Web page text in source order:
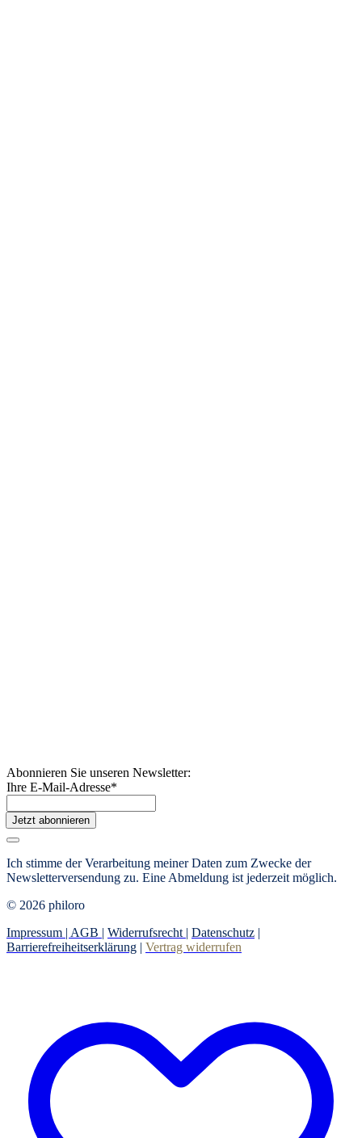
Abonnieren Sie unseren Newsletter:
Ihre E-Mail-Adresse*
Jetzt abonnieren
Ich stimme der Verarbeitung meiner Daten zum Zwecke der
Newsletterversendung zu. Eine Abmeldung ist jederzeit möglich.
© 2026 philoro
Impressum | AGB | Widerrufsrecht | Datenschutz |
Barrierefreiheitserklärung | Vertrag widerrufen